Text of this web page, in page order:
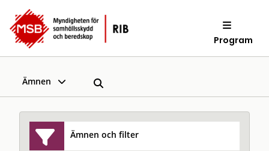
Program
Ämnen
Ämnen och filter